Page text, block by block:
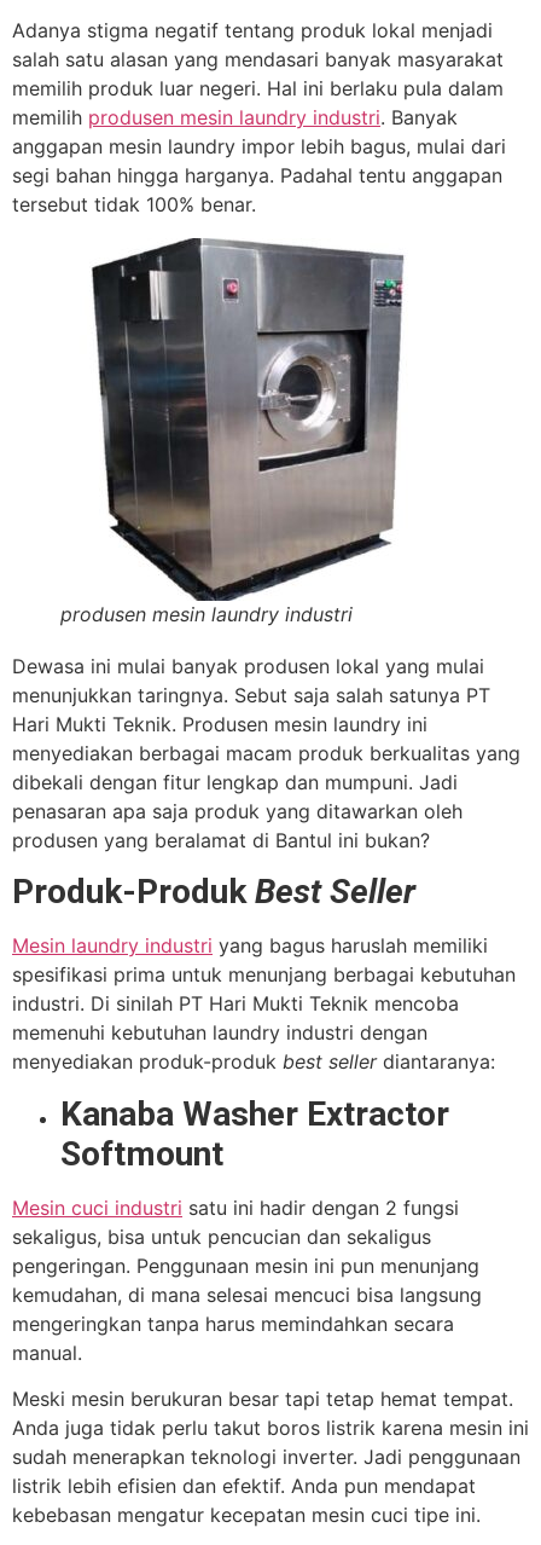
Adanya stigma negatif tentang produk lokal menjadi
salah satu alasan yang mendasari banyak masyarakat
memilih produk luar negeri. Hal ini berlaku pula dalam
memilih produsen mesin laundry industri. Banyak
anggapan mesin laundry impor lebih bagus, mulai dari
segi bahan hingga harganya. Padahal tentu anggapan
tersebut tidak 100% benar.
produsen mesin laundry industri
Dewasa ini mulai banyak produsen lokal yang mulai
menunjukkan taringnya. Sebut saja salah satunya PT
Hari Mukti Teknik. Produsen mesin laundry ini
menyediakan berbagai macam produk berkualitas yang
dibekali dengan fitur lengkap dan mumpuni. Jadi
penasaran apa saja produk yang ditawarkan oleh
produsen yang beralamat di Bantul ini bukan?
Produk-ProdukBest Seller
Mesin laundry industri yang bagus haruslah memiliki
spesifikasi prima untuk menunjang berbagai kebutuhan
industri. Di sinilah PT Hari Mukti Teknik mencoba
memenuhi kebutuhan laundry industri dengan
menyediakan produk-produk best seller diantaranya:
Kanaba Washer Extractor
Softmount
Mesin cuci industri satu ini hadir dengan 2 fungsi
sekaligus, bisa untuk pencucian dan sekaligus
pengeringan. Penggunaan mesin ini pun menunjang
kemudahan, di mana selesai mencuci bisa langsung
mengeringkan tanpa harus memindahkan secara
manual.
Meski mesin berukuran besar tapi tetap hemat tempat.
Anda juga tidak perlu takut boros listrik karena mesin ini
sudah menerapkan teknologi inverter. Jadi penggunaan
listrik lebih efisien dan efektif. Anda pun mendapat
kebebasan mengatur kecepatan mesin cuci tipe ini.